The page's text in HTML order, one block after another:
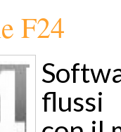
F24
flussi